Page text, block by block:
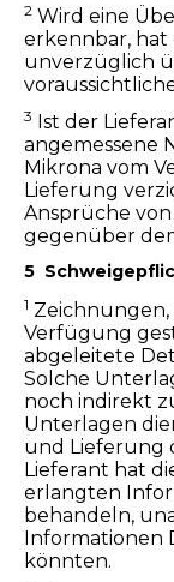
2 Wird eine
erkennbar, hat
unverzüglich
3 Ist der
angemessene
Mikrona vom
Lieferung
Ansprüche
gegenüber
5
1
Verfügung
abgeleitete
Solche
noch indirekt
Unterlagen
und Lieferung
Lieferant hat
erlangten
behandeln,
Informationen
könnten.